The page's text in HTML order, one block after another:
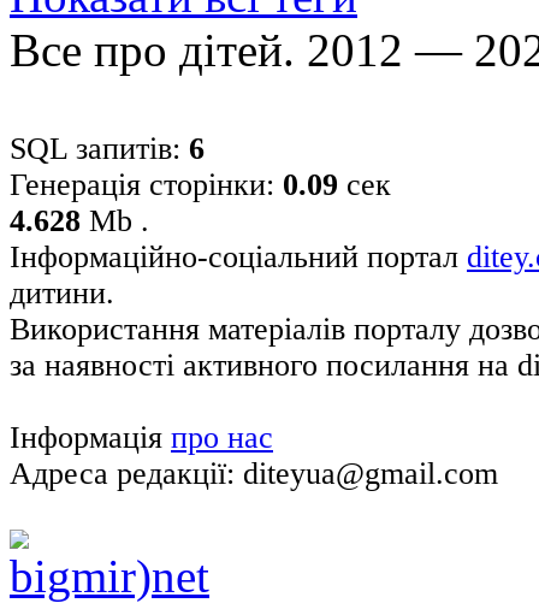
Все про дітей. 2012 —
SQL запитів: 6
Генерація сторінки: 0.09 сек
4.628 Mb .
Інформаційно-соціальний портал
дитини.
Використання матеріалів порталу
за наявності активного посилання на
Інформація про нас
Адреса редакції: diteyua@gmail.com